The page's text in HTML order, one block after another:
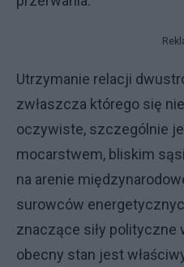
Utrzymanie relacji
zwłaszcza którego się
oczywiste, szczególnie
mocarstwem, bliskim
na arenie
surowców
znaczące siły polityczne
obecny stan jest